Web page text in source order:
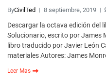
ByCivilTed 8 septiembre, 2019
Descargar la octava edición del
Solucionario, escrito por James
libro traducido por Javier León
materiales Autores: James
Leer Mas